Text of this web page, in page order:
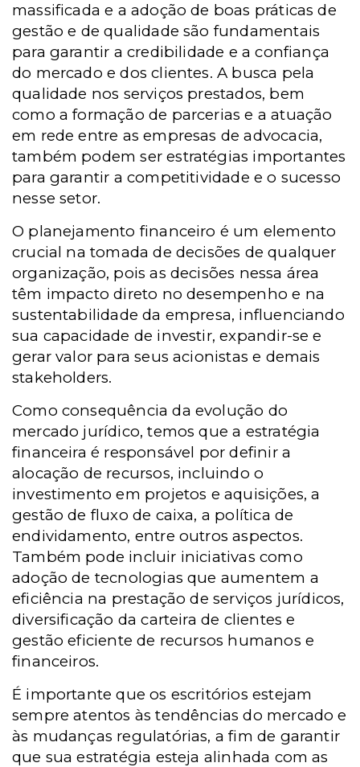
massificada e a adoção de boas práticas de
gestão e de qualidade são fundamentais
para garantir a credibilidade e a confiança
do mercado e dos clientes. A busca pela
qualidade nos serviços prestados, bem
como a formação de parcerias e a atuação
em rede entre as empresas de advocacia,
também podem ser estratégias importantes
para garantir a competitividade e o sucesso
nesse setor.
O planejamento financeiro é um elemento
crucial na tomada de decisões de qualquer
organização, pois as decisões nessa área
têm impacto direto no desempenho e na
sustentabilidade da empresa, influenciando
sua capacidade de investir, expandir-se e
gerar valor para seus acionistas e demais
stakeholders.
Como consequência da evolução do
mercado jurídico, temos que a estratégia
financeira é responsável por definir a
alocação de recursos, incluindo o
investimento em projetos e aquisições, a
gestão de fluxo de caixa, a política de
endividamento, entre outros aspectos.
Também pode incluir iniciativas como
adoção de tecnologias que aumentem a
eficiência na prestação de serviços jurídicos,
diversificação da carteira de clientes e
gestão eficiente de recursos humanos e
financeiros.
É importante que os escritórios estejam
sempre atentos às tendências do mercado e
às mudanças regulatórias, a fim de garantir
que sua estratégia esteja alinhada com as